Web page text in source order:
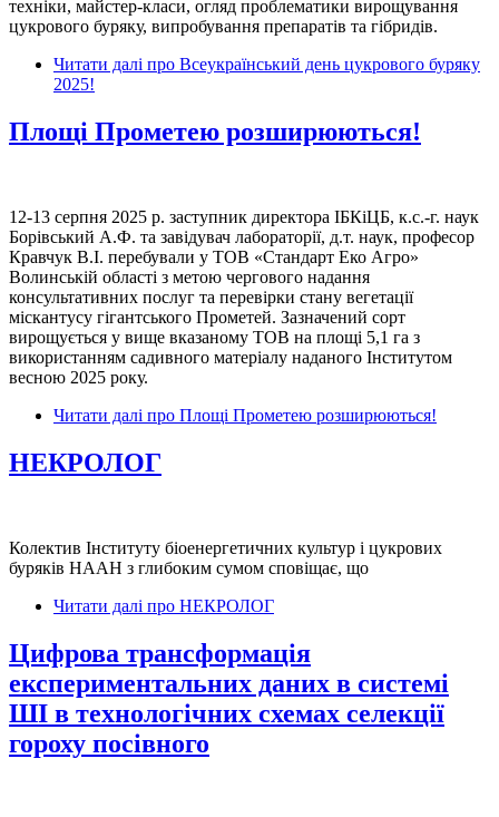
техніки, майстер-класи, огляд проблематики вирощування
цукрового буряку, випробування препаратів та гібридів.
Читати далі про Всеукраїнський день цукрового буряку
2025!
Площі Прометею розширюються!
12-13 серпня 2025 р. заступник директора ІБКіЦБ, к.с.-г. наук
Борівський А.Ф. та завідувач лабораторії, д.т. наук, професор
Кравчук В.І. перебували у ТОВ «Стандарт Еко Агро»
Волинській області з метою чергового надання
консультативних послуг та перевірки стану вегетації
міскантусу гігантського Прометей. Зазначений сорт
вирощується у вище вказаному ТОВ на площі 5,1 га з
використанням садивного матеріалу наданого Інститутом
весною 2025 року.
Читати далі про Площі Прометею розширюються!
НЕКРОЛОГ
Колектив Інституту біоенергетичних культур і цукрових
буряків НААН з глибоким сумом сповіщає, що
Читати далі про НЕКРОЛОГ
Цифрова трансформація
експериментальних даних в системі
ШІ в технологічних схемах селекції
гороху посівного